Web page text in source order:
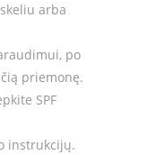
arba
po
priemonę.
SPF
instrukcijų.